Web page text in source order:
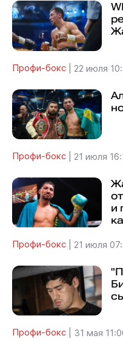
Профи-бокс 22 июля
Профи-бокс 21 июля
и
Профи-бокс 21 июля
Профи-бокс 31 мая